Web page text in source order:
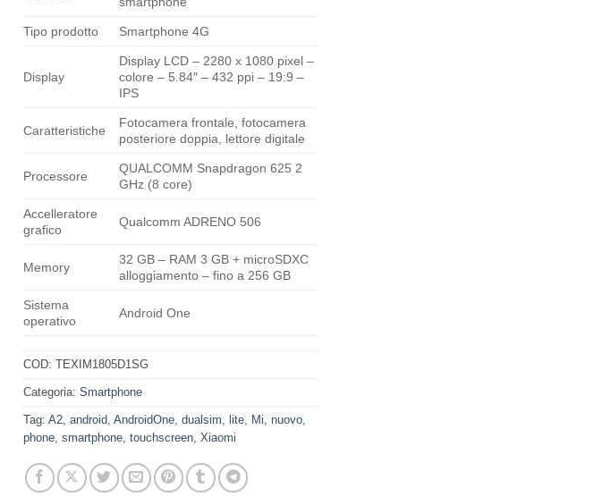
Tipo prodotto Smartphone 4G
Display
Display LCD – 2280 x 1080 pixel –
colore – 5.84″ – 432 ppi – 19:9 –
IPS
Caratteristiche
Fotocamera frontale, fotocamera
posteriore doppia, lettore digitale
Processore
QUALCOMM Snapdragon 625 2
GHz (8 core)
Accelleratore
grafico
Qualcomm ADRENO 506
Memory
32 GB – RAM 3 GB + microSDXC
alloggiamento – fino a 256 GB
Sistema
operativo
Android One
COD: TEXIM1805D1SG
Categoria: Smartphone
Tag: A2 android AndroidOne dualsim lite Mi nuovo
phone smartphone touchscreen Xiaomi